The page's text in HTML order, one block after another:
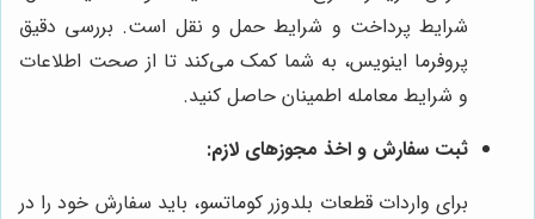
شرایط پرداخت و شرایط حمل و نقل است. بررسی دقیق
پروفرما اینویس، به شما کمک می‌کند تا از صحت اطلاعات
و شرایط معامله اطمینان حاصل کنید.
ثبت سفارش و اخذ مجوزهای لازم:
برای واردات قطعات بلدوزر کوماتسو، باید سفارش خود را در